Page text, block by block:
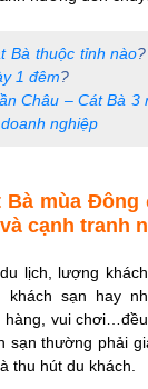
Bà thuộc tỉnh nào
1 đêm?
Châu – Cát Bà
nghiệp
mùa Đông
cạnh tranh
lịch, lượng
sạn hay
hàng, vui
sạn thường phải
thu hút du khách.